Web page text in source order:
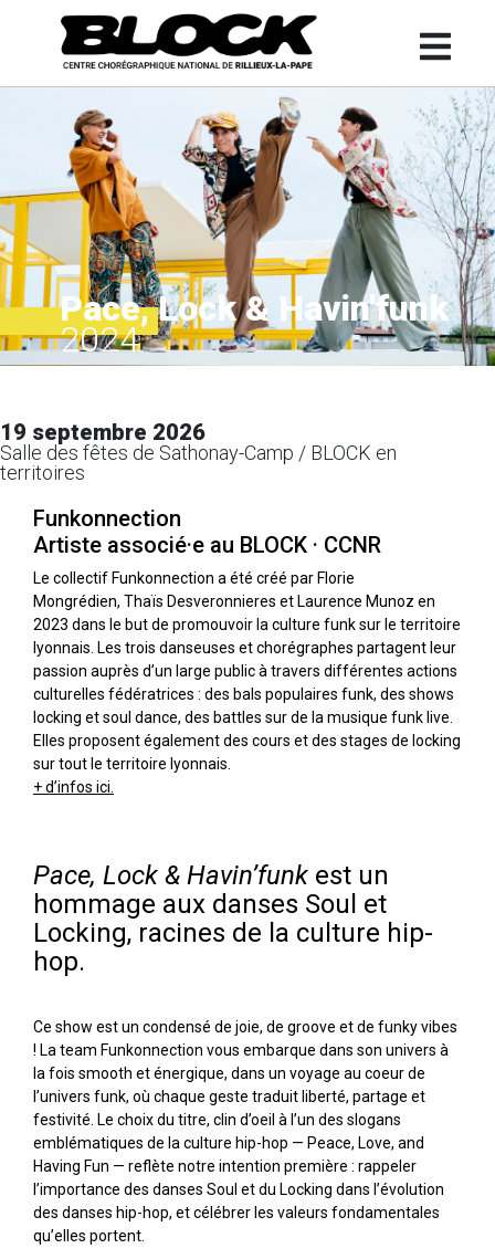
Pace, Lock & Havin'funk
2024
Pace, Lock & Havin’funk est un
hommage aux danses Soul et
Locking, racines de la culture hip-
hop.
Ce show est un condensé de joie, de groove et de funky vibes
! La team Funkonnection vous embarque dans son univers à
la fois smooth et énergique, dans un voyage au coeur de
l’univers funk, où chaque geste traduit liberté, partage et
festivité. Le choix du titre, clin d’oeil à l’un des slogans
emblématiques de la culture hip-hop — Peace, Love, and
Having Fun — reflète notre intention première : rappeler
l’importance des danses Soul et du Locking dans l’évolution
des danses hip-hop, et célébrer les valeurs fondamentales
qu’elles portent.
19 septembre 2026
Salle des fêtes de Sathonay-Camp / BLOCK en
territoires
Funkonnection
Artiste associé·e au BLOCK · CCNR
Le collectif Funkonnection a été créé par Florie
Mongrédien, Thaïs Desveronnieres et Laurence Munoz en
2023 dans le but de promouvoir la culture funk sur le territoire
lyonnais. Les trois danseuses et chorégraphes partagent leur
passion auprès d’un large public à travers différentes actions
culturelles fédératrices : des bals populaires funk, des shows
locking et soul dance, des battles sur de la musique funk live.
Elles proposent également des cours et des stages de locking
sur tout le territoire lyonnais.
+ d’infos ici.